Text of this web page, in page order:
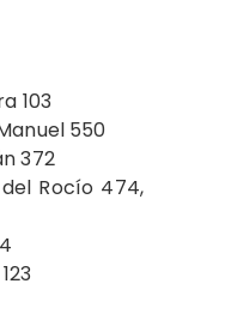
103
550
372
Rocío 474,